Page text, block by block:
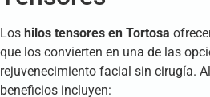
Los hilos tensores en Tortosa
que los convierten en una de las
rejuvenecimiento facial sin cirugía.
beneficios incluyen: